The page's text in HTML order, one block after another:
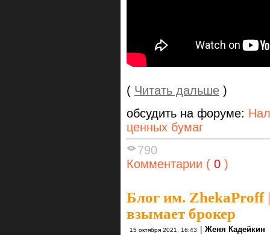
( Читать дальше )
обсудить на форуме:
ценных бумаг
790
Комментарии ( 0 )
Блог им. ZhekaProff|
взымает брокер
15 октября 2021, 16:43 Женя Кадейкин